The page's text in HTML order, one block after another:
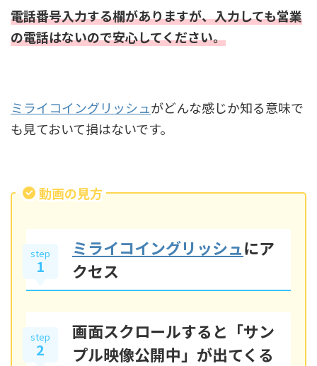
電話番号入力する欄がありますが、入力しても営業
の電話はないので安心してください。
ミライコイングリッシュがどんな感じか知る意味で
も見ておいて損はないです。
動画の見方
step
1
ミライコイングリッシュにア
クセス
step
2
画面スクロールすると「サン
プル映像公開中」が出てくる